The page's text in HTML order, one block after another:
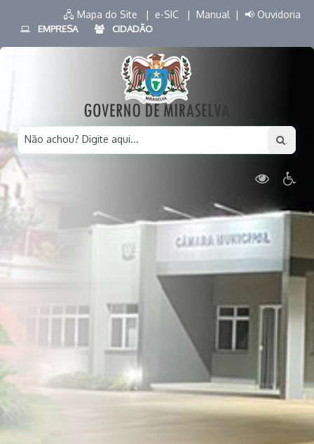
🖧 Mapa do Site | e-SIC | Manual | 📢 Ouvidoria
EMPRESA CIDADÃO
Não achou? Digite aqui...